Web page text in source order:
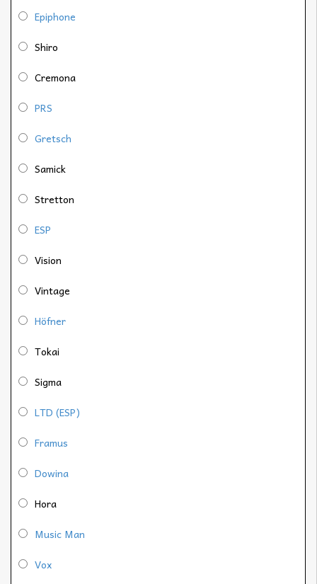
Epiphone
Shiro
Cremona
PRS
Gretsch
Samick
Stretton
ESP
Vision
Vintage
Höfner
Tokai
Sigma
LTD (ESP)
Framus
Dowina
Hora
Music Man
Vox